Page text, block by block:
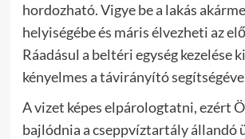
hordozható. Vigye be a lakás
helyiségébe és máris élvezheti az
Ráadásul a beltéri egység kezelése
kényelmes a távirányító
A vizet képes elpárologtatni, ezért
bajlódnia a cseppvíztartály állandó